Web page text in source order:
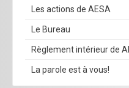
Les actions de AESA
Le Bureau
Règlement intérieur de
La parole est à vous!